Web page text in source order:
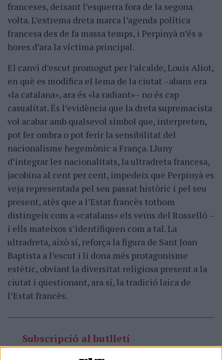
franceses, deixant l’esquerra fora de la segona
volta. L’extrema dreta marca l’agenda política
francesa des de fa massa temps, i Perpinyà n’és a
hores d’ara la víctima principal.
El canvi d’escut promogut per l’alcalde, Louis Aliot,
en què es modifica el lema de la ciutat –abans era
«la catalana», ara és «la radiant»– no és cap
casualitat. És l’evidència que la dreta supremacista
vol acabar amb qualsevol símbol que, interpreten,
pot fer ombra o pot ferir la sensibilitat del
nacionalisme hegemònic a França. Lluny
d’integrar les nacionalitats, la ultradreta francesa,
jacobina al cent per cent, impedeix que Perpinyà es
veja representada pel seu passat històric i pel seu
present, atès que a l’Estat francès tothom
distingeix com a «catalans» els veïns del Rosselló –
i ells mateixos s’identifiquen com a tal. La
ultradreta, això sí, reforça la figura de Sant Joan
Baptista a l’escut i li dona més protagonisme
estètic, obviant la diversitat religiosa present a la
ciutat i qüestionant, ara sí, la tradició laica de
l’Estat francès.
Subscripció al butlletí